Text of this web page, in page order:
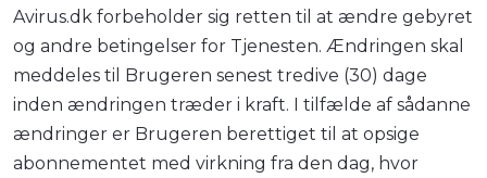
Avirus.dk forbeholder sig retten til at ændre gebyret
og andre betingelser for Tjenesten. Ændringen skal
meddeles til Brugeren senest tredive (30) dage
inden ændringen træder i kraft. I tilfælde af sådanne
ændringer er Brugeren berettiget til at opsige
abonnementet med virkning fra den dag, hvor